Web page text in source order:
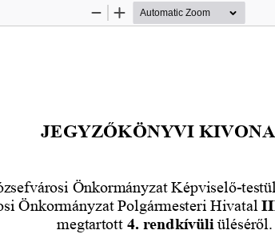
Zoom
Zoom
JEGYZŐKÖNYVI
Önkormányzat Képviselő-
Önkormányzat Polgármesteri Hivatal
megtartott 4. rendkívüli üléséről.